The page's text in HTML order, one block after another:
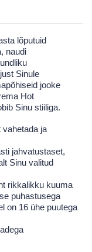
lõputuid
naudi
Sinule
jooke
Hot
Sinu stiiliga.
vahetada ja
jahvatustaset,
Sinu valitud
rikkalikku kuuma
puhastusega
on 16 ühe puutega